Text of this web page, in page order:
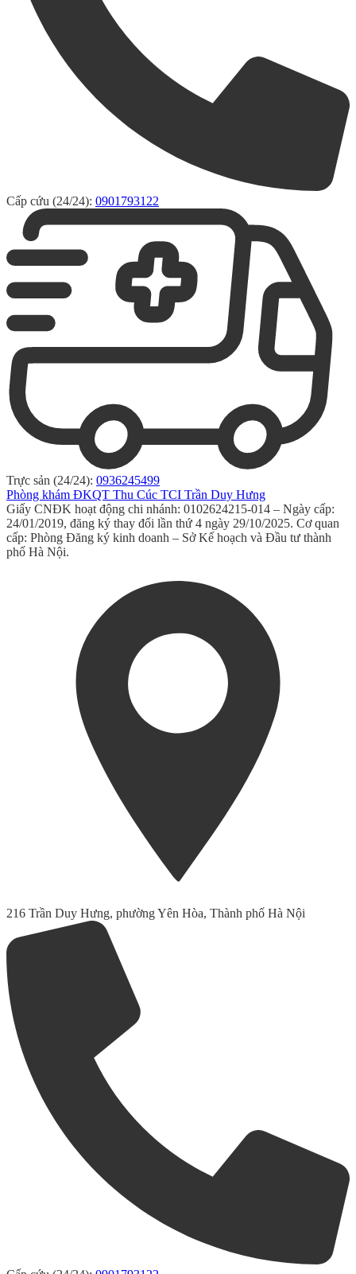
Cấp cứu (24/24): 0901793122
Trực sản (24/24): 0936245499
Phòng khám ĐKQT Thu Cúc TCI Trần Duy Hưng
Giấy CNĐK hoạt động chi nhánh: 0102624215-014 – Ngày cấp:
24/01/2019, đăng ký thay đổi lần thứ 4 ngày 29/10/2025. Cơ quan
cấp: Phòng Đăng ký kinh doanh – Sở Kế hoạch và Đầu tư thành
phố Hà Nội.
216 Trần Duy Hưng, phường Yên Hòa, Thành phố Hà Nội